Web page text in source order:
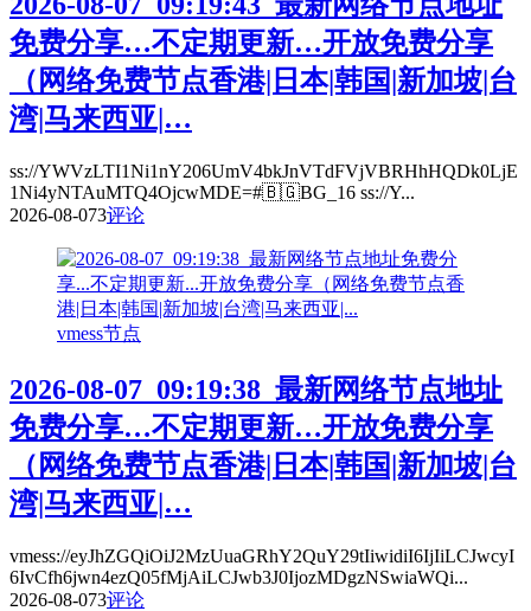
免费分享…不定期更新…开放免费分享
（网络免费节点香港|日本|韩国|新加坡|台
湾|马来西亚|…
ss://YWVzLTI1Ni1nY206UmV4bkJnVTdFVjVBRHhHQDk0LjE
1Ni4yNTAuMTQ4OjcwMDE=#🇧🇬BG_16 ss://Y...
2026-08-073评论
vmess节点
2026-08-07_09:19:38_最新网络节点地址
免费分享…不定期更新…开放免费分享
（网络免费节点香港|日本|韩国|新加坡|台
湾|马来西亚|…
vmess://eyJhZGQiOiJ2MzUuaGRhY2QuY29tIiwidiI6IjIiLCJwcyI
6IvCfh6jwn4ezQ05fMjAiLCJwb3J0IjozMDgzNSwiaWQi...
2026-08-073评论